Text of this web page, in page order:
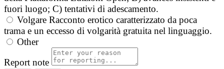
fuori luogo; C) tentativi di adescamento.
Volgare Racconto erotico caratterizzato da poca
trama e un eccesso di volgarità gratuita nel linguaggio.
Other
Report note